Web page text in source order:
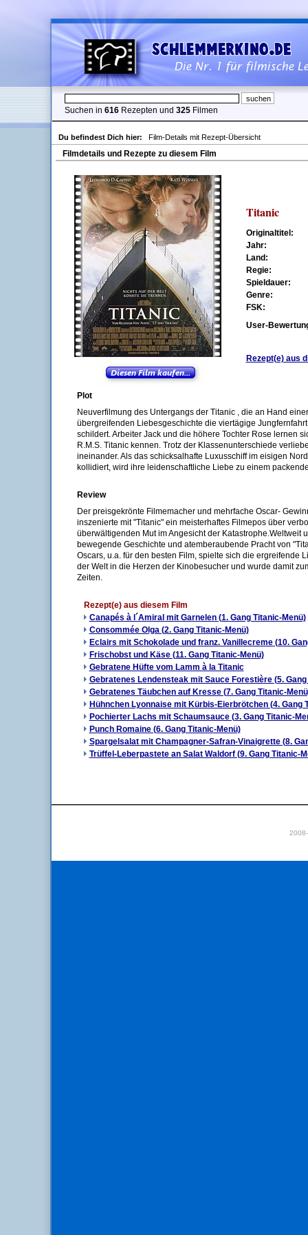
Suchen in 616 Rezepten und 325 Filmen
Du befindest Dich hier: Film-Details mit Rezept-Übersicht
Filmdetails und Rezepte zu diesem Film
Titanic
Originaltitel:
Jahr:
Land:
Regie:
Spieldauer:
Genre:
FSK:
User-
Rezept(e) aus
Plot
Neuverfilmung des Untergangs der Titanic , die an Hand
übergreifenden Liebesgeschichte die viertägige
schildert. Arbeiter Jack und die höhere Tochter Rose lernen
R.M.S. Titanic kennen. Trotz der Klassenunterschiede
ineinander. Als das schicksalhafte Luxusschiff im eisigen
kollidiert, wird ihre leidenschaftliche Liebe zu einem
Review
Der preisgekrönte Filmemacher und mehrfache Oscar-
inszenierte mit "Titanic" ein meisterhaftes Filmepos über
überwältigenden Mut im Angesicht der Katastrophe.Weltweit
bewegende Geschichte und atemberaubende Pracht von
Oscars, u.a. für den besten Film, spielte sich die ergreifende
der Welt in die Herzen der Kinobesucher und wurde damit
Zeiten.
Rezept(e) aus diesem Film
Canapés à l´Amiral mit Garnelen (1. Gang Titanic-Menü)
Consommée Olga (2. Gang Titanic-Menü)
Eclairs mit Schokolade und franz. Vanillecreme (10.
Frischobst und Käse (11. Gang Titanic-Menü)
Gebratene Hüfte vom Lamm à la Titanic
Gebratenes Lendensteak mit Sauce Forestière (5.
Gebratenes Täubchen auf Kresse (7. Gang Titanic-
Hühnchen Lyonnaise mit Kürbis-Eierbrötchen (4. Gang
Pochierter Lachs mit Schaumsauce (3. Gang Titanic-
Punch Romaine (6. Gang Titanic-Menü)
Spargelsalat mit Champagner-Safran-Vinaigrette (8.
Trüffel-Leberpastete an Salat Waldorf (9. Gang Titanic-